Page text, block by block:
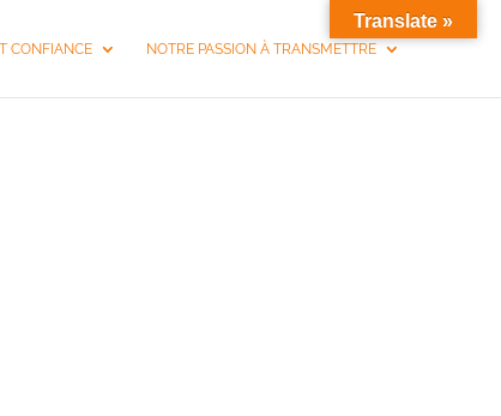
CONFIANCE NOTRE PASSION À TRANSMETTRE
Translate »